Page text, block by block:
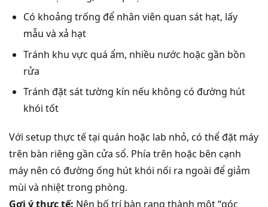
Có khoảng trống để nhân viên quan sát hạt, lấy
mẫu và xả hạt
Tránh khu vực quá ẩm, nhiều nước hoặc gần bồn
rửa
Tránh đặt sát tường kín nếu không có đường hút
khói tốt
Với setup thực tế tại quán hoặc lab nhỏ, có thể đặt máy
trên bàn riêng gần cửa sổ. Phía trên hoặc bên cạnh
máy nên có đường ống hút khói nối ra ngoài để giảm
mùi và nhiệt trong phòng.
Gợi ý thực tế: Nên bố trí bàn rang thành một “góc